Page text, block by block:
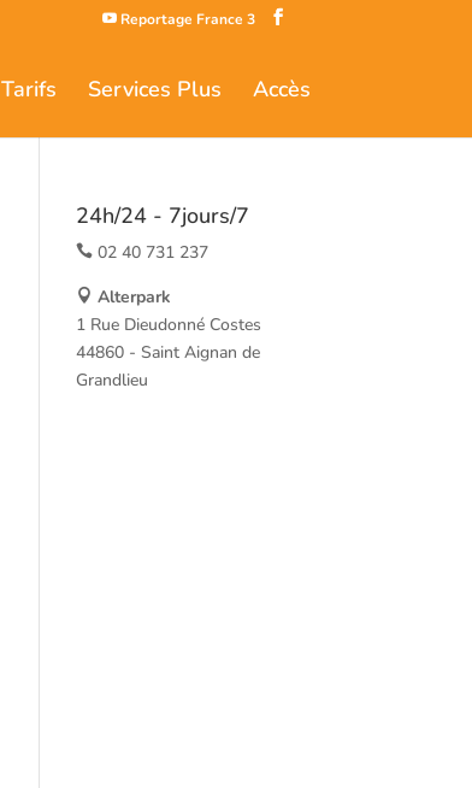
Reportage France 3
Tarifs Services Plus Accès
24h/24 - 7jours/7
02 40 731 237
Alterpark
1 Rue Dieudonné Costes
44860 - Saint Aignan de
Grandlieu